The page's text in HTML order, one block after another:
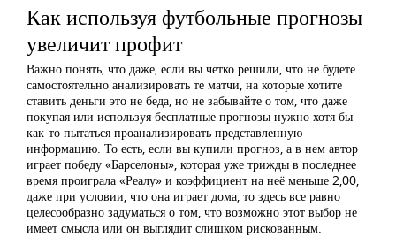
Как используя футбольные прогнозы
увеличит профит
Важно понять, что даже, если вы четко решили, что не будете
самостоятельно анализировать те матчи, на которые хотите
ставить деньги это не беда, но не забывайте о том, что даже
покупая или используя бесплатные прогнозы нужно хотя бы
как-то пытаться проанализировать представленную
информацию. То есть, если вы купили прогноз, а в нем автор
играет победу «Барселоны», которая уже трижды в последнее
время проиграла «Реалу» и коэффициент на неё меньше 2,00,
даже при условии, что она играет дома, то здесь все равно
целесообразно задуматься о том, что возможно этот выбор не
имеет смысла или он выглядит слишком рискованным.